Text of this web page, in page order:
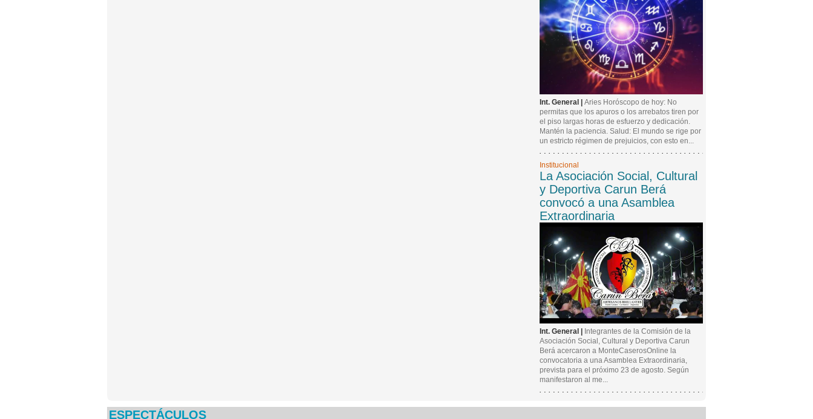
Int. General | Aries Horóscopo de hoy: No
permitas que los apuros o los arrebatos tiren por
el piso largas horas de esfuerzo y dedicación.
Mantén la paciencia. Salud: El mundo se rige por
un estricto régimen de prejuicios, con esto en...
Institucional
La Asociación Social, Cultural
y Deportiva Carun Berá
convocó a una Asamblea
Extraordinaria
Int. General |
Integrantes de la Comisión de la
Asociación Social, Cultural y Deportiva Carun
Berá acercaron a MonteCaserosOnline la
convocatoria a una Asamblea Extraordinaria,
prevista para el próximo 23 de agosto. Según
manifestaron al me...
ESPECTÁCULOS